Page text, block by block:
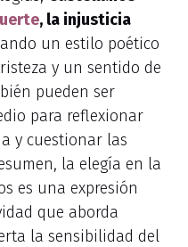
, la injusticia
un estilo poético
y un sentido de
pueden ser
para reflexionar
y cuestionar las
la elegía en la
es una expresión
que aborda
la sensibilidad del